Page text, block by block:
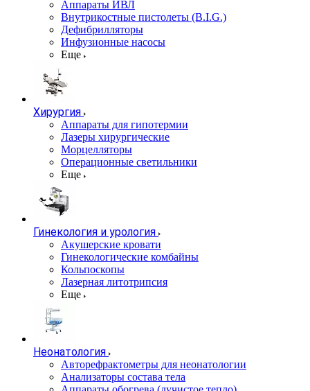
Аппараты ИВЛ
Внутрикостные пистолеты (B.I.G.)
Дефибрилляторы
Инфузионные насосы
Еще
Хирургия
Аппараты для гипотермии
Лазеры хирургические
Морцелляторы
Операционные светильники
Еще
Гинекология и урология
Акушерские кровати
Гинекологические комбайны
Кольпоскопы
Лазерная литотрипсия
Еще
Неонатология
Авторефрактометры для неонатологии
Анализаторы состава тела